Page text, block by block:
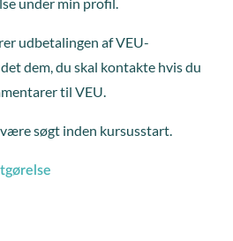
udbetalingen af VEU-
dem, du skal kontakte hvis du
til VEU.
søgt inden kursusstart.